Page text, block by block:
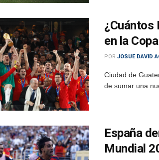
¿Cuántos
en la
POR JOSUE DAVID
Ciudad de
de sumar una
España
Mundial